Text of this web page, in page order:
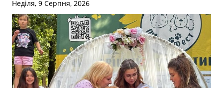
Неділя, 9 Серпня, 2026